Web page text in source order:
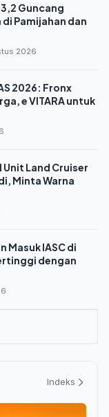
Guncang
Pamijahan dan
2026
2026: Fronx
e VITARA untuk
Unit Land Cruiser
Minta Warna
Masuk IASC di
dengan
Indeks